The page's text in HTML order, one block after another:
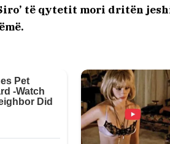
të qytetit mori dritën